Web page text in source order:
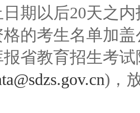
期以后20天之
格的考生名单加
省教育招生考
)，